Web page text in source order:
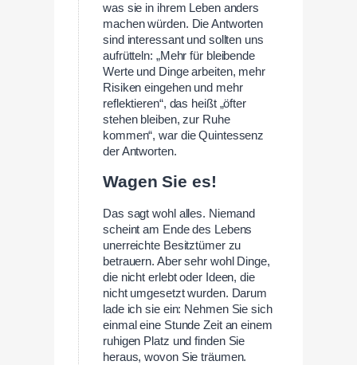
was sie in ihrem Leben anders
machen würden. Die Antworten
sind interessant und sollten uns
aufrütteln: „Mehr für bleibende
Werte und Dinge arbeiten, mehr
Risiken eingehen und mehr
reflektieren“, das heißt „öfter
stehen bleiben, zur Ruhe
kommen“, war die Quintessenz
der Antworten.
Wagen Sie es!
Das sagt wohl alles. Niemand
scheint am Ende des Lebens
unerreichte Besitztümer zu
betrauern. Aber sehr wohl Dinge,
die nicht erlebt oder Ideen, die
nicht umgesetzt wurden. Darum
lade ich sie ein: Nehmen Sie sich
einmal eine Stunde Zeit an einem
ruhigen Platz und finden Sie
heraus, wovon Sie träumen.